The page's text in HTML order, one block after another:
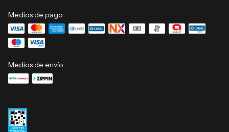
Medios de pago
Medios de envío